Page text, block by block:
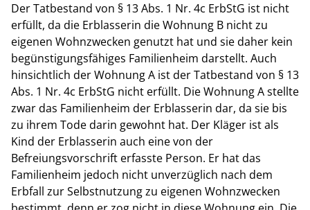
Der Tatbestand von § 13 Abs. 1 Nr. 4c ErbStG ist nicht
erfüllt, da die Erblasserin die Wohnung B nicht zu
eigenen Wohnzwecken genutzt hat und sie daher kein
begünstigungsfähiges Familienheim darstellt. Auch
hinsichtlich der Wohnung A ist der Tatbestand von § 13
Abs. 1 Nr. 4c ErbStG nicht erfüllt. Die Wohnung A stellte
zwar das Familienheim der Erblasserin dar, da sie bis
zu ihrem Tode darin gewohnt hat. Der Kläger ist als
Kind der Erblasserin auch eine von der
Befreiungsvorschrift erfasste Person. Er hat das
Familienheim jedoch nicht unverzüglich nach dem
Erbfall zur Selbstnutzung zu eigenen Wohnzwecken